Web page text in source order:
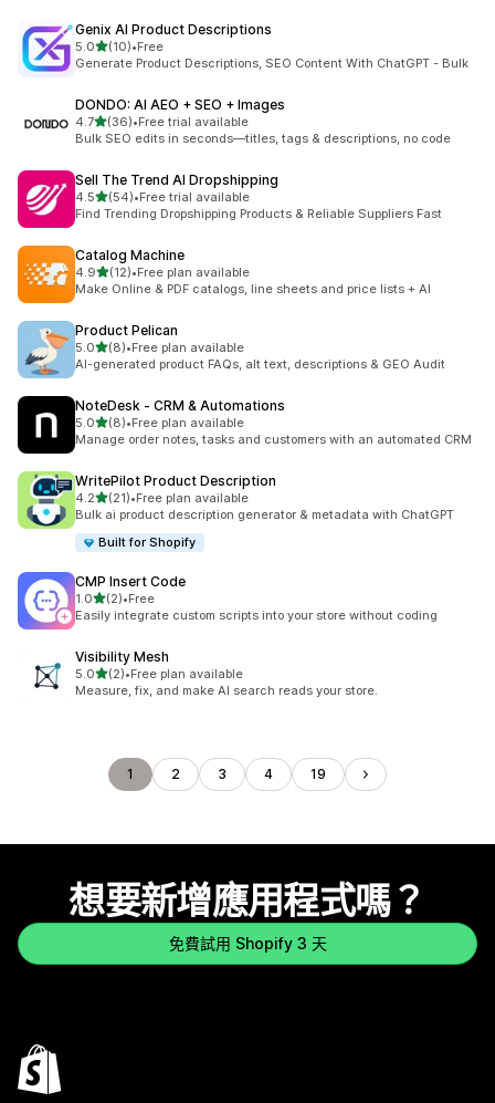
Genix AI Product Descriptions
5.0滿分 5 顆星
(10)
共有 10 則評價
•Free
Generate Product Descriptions, SEO Content With ChatGPT - Bulk
DONDO: AI AEO + SEO + Images
4.7滿分 5 顆星
(36)
共有 36 則評價
•Free trial available
Bulk SEO edits in seconds—titles, tags & descriptions, no code
Sell The Trend AI Dropshipping
4.5滿分 5 顆星
(54)
共有 54 則評價
•Free trial available
Find Trending Dropshipping Products & Reliable Suppliers Fast
Catalog Machine
4.9滿分 5 顆星
(12)
共有 12 則評價
•Free plan available
Make Online & PDF catalogs, line sheets and price lists + AI
Product Pelican
5.0滿分 5 顆星
(8)
共有 8 則評價
•Free plan available
AI-generated product FAQs, alt text, descriptions & GEO Audit
NoteDesk ‑ CRM & Automations
5.0滿分 5 顆星
(8)
共有 8 則評價
•Free plan available
Manage order notes, tasks and customers with an automated CRM
WritePilot Product Description
4.2滿分 5 顆星
(21)
共有 21 則評價
•Free plan available
Bulk ai product description generator & metadata with ChatGPT
Built for Shopify
CMP Insert Code
1.0滿分 5 顆星
(2)
共有 2 則評價
•Free
Easily integrate custom scripts into your store without coding
Visibility Mesh
5.0滿分 5 顆星
(2)
共有 2 則評價
•Free plan available
Measure, fix, and make AI search reads your store.
1 2 3 4 19
想要新增應用程式嗎？
免費試用 Shopify 3 天